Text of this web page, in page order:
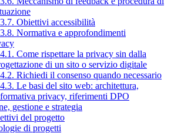
Obiettivi accessibilità
Normativa e approfondimenti
Come rispettare la privacy sin dalla
di un sito o servizio digitale
Richiedi il consenso quando necessario
Le basi del sito web: architettura,
privacy, riferimenti DPO
gestione e strategia
del progetto
di progetti